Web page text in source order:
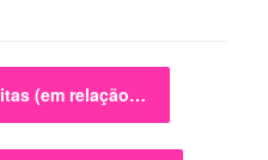
(em relação…